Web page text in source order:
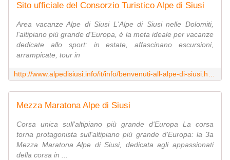
Sito ufficiale del Consorzio Turistico Alpe di Siusi
Area vacanze Alpe di Siusi L'Alpe di Siusi nelle Dolomiti,
l'altipiano più grande d'Europa, è la meta ideale per vacanze
dedicate allo sport: in estate, affascinano escursioni,
arrampicate, tour in
Mezza Maratona Alpe di Siusi
Corsa unica sull'altipiano più grande d'Europa La corsa
torna protagonista sull'altipiano più grande d'Europa: la 3a
Mezza Maratona Alpe di Siusi, dedicata agli appassionati
della corsa in ...